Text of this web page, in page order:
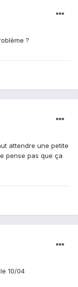
?
attendre une petite
pense pas que ça
10/04